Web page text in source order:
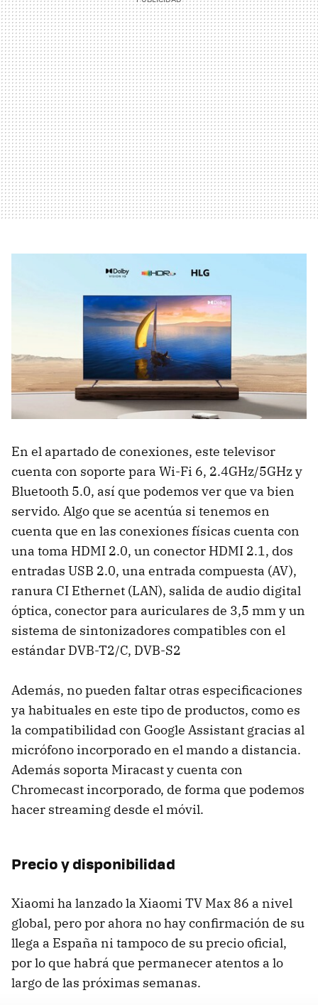
En el apartado de conexiones, este televisor
cuenta con soporte para Wi-Fi 6, 2.4GHz/5GHz y
Bluetooth 5.0, así que podemos ver que va bien
servido. Algo que se acentúa si tenemos en
cuenta que en las conexiones físicas cuenta con
una toma HDMI 2.0, un conector HDMI 2.1, dos
entradas USB 2.0, una entrada compuesta (AV),
ranura CI Ethernet (LAN), salida de audio digital
óptica, conector para auriculares de 3,5 mm y un
sistema de sintonizadores compatibles con el
estándar DVB-T2/C, DVB-S2
Además, no pueden faltar otras especificaciones
ya habituales en este tipo de productos, como es
la compatibilidad con Google Assistant gracias al
micrófono incorporado en el mando a distancia.
Además soporta Miracast y cuenta con
Chromecast incorporado, de forma que podemos
hacer streaming desde el móvil.
Precio y disponibilidad
Xiaomi ha lanzado la Xiaomi TV Max 86 a nivel
global, pero por ahora no hay confirmación de su
llega a España ni tampoco de su precio oficial,
por lo que habrá que permanecer atentos a lo
largo de las próximas semanas.